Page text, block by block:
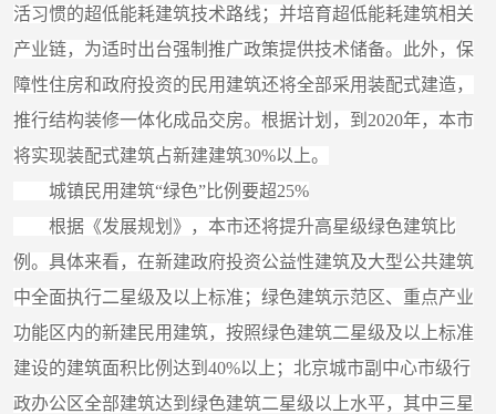
活习惯的超低能耗建筑技术路线；并培育超低能耗建筑相关
产业链，为适时出台强制推广政策提供技术储备。此外，保
障性住房和政府投资的民用建筑还将全部采用装配式建造，
推行结构装修一体化成品交房。根据计划，到2020年，本市
将实现装配式建筑占新建建筑30%以上。
城镇民用建筑“绿色”比例要超25%
根据《发展规划》，本市还将提升高星级绿色建筑比
例。具体来看，在新建政府投资公益性建筑及大型公共建筑
中全面执行二星级及以上标准；绿色建筑示范区、重点产业
功能区内的新建民用建筑，按照绿色建筑二星级及以上标准
建设的建筑面积比例达到40%以上；北京城市副中心市级行
政办公区全部建筑达到绿色建筑二星级以上水平，其中三星